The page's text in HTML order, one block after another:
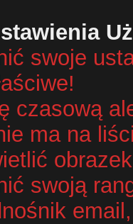
swoje
czasową
ma na
swoją